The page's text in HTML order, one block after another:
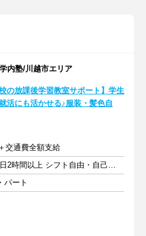
内塾/川越市エリア
校の放課後学習教室サポート】学生
活にも活かせる♪服装・髪色自
交通費全額支給
週1日以上 1日2時間以上 シフト自由・自己申告
パート